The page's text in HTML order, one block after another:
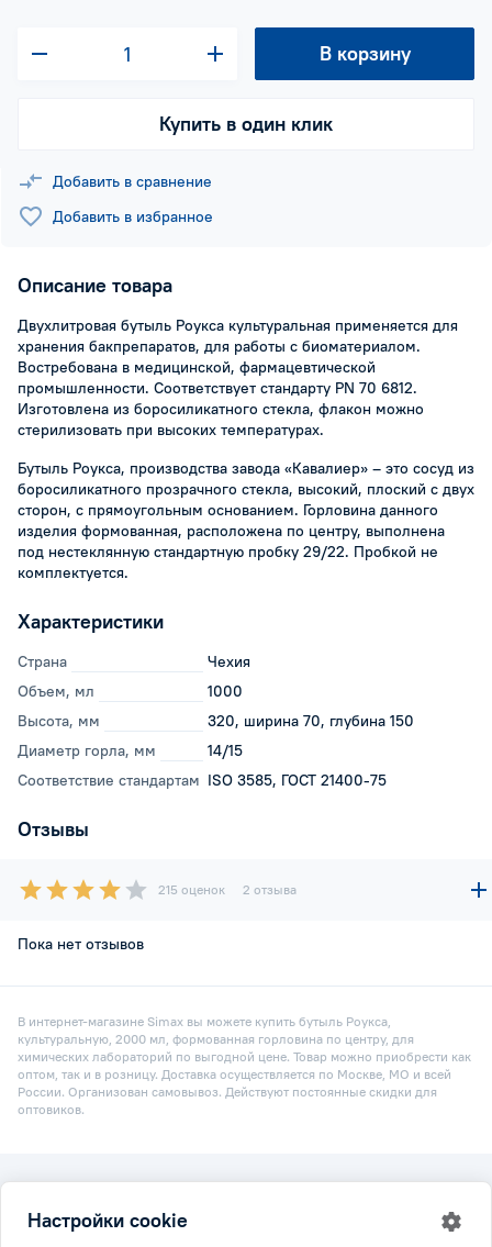
В корзину
Купить в один клик
Добавить в сравнение
Добавить в избранное
Описание товара
Двухлитровая бутыль Роукса культуральная применяется для
хранения бакпрепаратов, для работы с биоматериалом.
Востребована в медицинской, фармацевтической
промышленности. Соответствует стандарту PN 70 6812.
Изготовлена из боросиликатного стекла, флакон можно
стерилизовать при высоких температурах.
Бутыль Роукса, производства завода «Кавалиер» – это сосуд из
боросиликатного прозрачного стекла, высокий, плоский с двух
сторон, с прямоугольным основанием. Горловина данного
изделия формованная, расположена по центру, выполнена
под нестеклянную стандартную пробку 29/22. Пробкой не
комплектуется.
Характеристики
Страна
Чехия
Объем, мл
1000
Высота, мм
320, ширина 70, глубина 150
Диаметр горла, мм
14/15
Соответствие стандартам ISO 3585, ГОСТ 21400-75
Отзывы
215 оценок 2 отзыва
Пока нет отзывов
В интернет-магазине Simax вы можете купить бутыль Роукса,
культуральную, 2000 мл, формованная горловина по центру, для
химических лабораторий по выгодной цене. Товар можно приобрести как
оптом, так и в розницу. Доставка осуществляется по Москве, МО и всей
России. Организован самовывоз. Действуют постоянные скидки для
оптовиков.
Все права защищены.
Настройки cookie